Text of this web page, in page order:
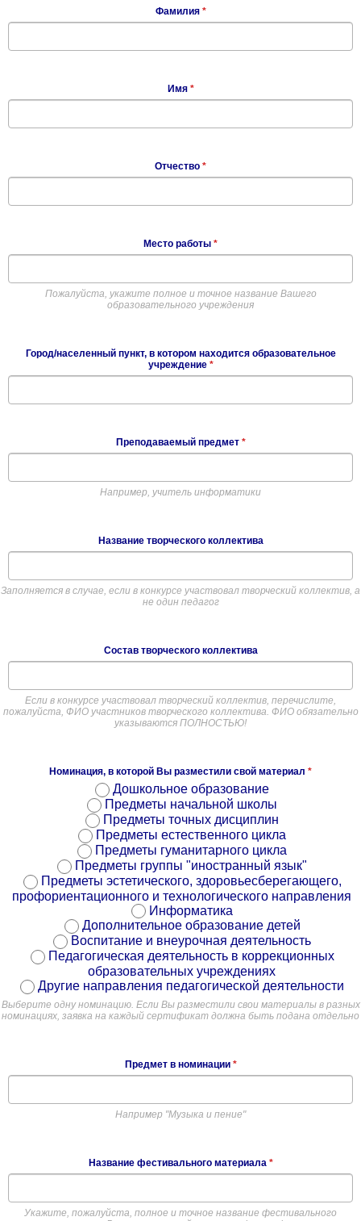
Фамилия *
Имя *
Отчество *
Место работы *
Пожалуйста, укажите полное и точное название Вашего
образовательного учреждения
Город/населенный пункт, в котором находится образовательное
учреждение *
Преподаваемый предмет *
Например, учитель информатики
Название творческого коллектива
Заполняется в случае, если в конкурсе участвовал творческий коллектив, а
не один педагог
Состав творческого коллектива
Если в конкурсе участвовал творческий коллектив, перечислите,
пожалуйста, ФИО участников творческого коллектива. ФИО обязательно
указываются ПОЛНОСТЬЮ!
Номинация, в которой Вы разместили свой материал *
Дошкольное образование
Предметы начальной школы
Предметы точных дисциплин
Предметы естественного цикла
Предметы гуманитарного цикла
Предметы группы "иностранный язык"
Предметы эстетического, здоровьесберегающего,
профориентационного и технологического направления
Информатика
Дополнительное образование детей
Воспитание и внеурочная деятельность
Педагогическая деятельность в коррекционных
образовательных учреждениях
Другие направления педагогической деятельности
Выберите одну номинацию. Если Вы разместили свои материалы в разных
номинациях, заявка на каждый сертификат должна быть подана отдельно
Предмет в номинации *
Например "Музыка и пение"
Название фестивального материала *
Укажите, пожалуйста, полное и точное название фестивального